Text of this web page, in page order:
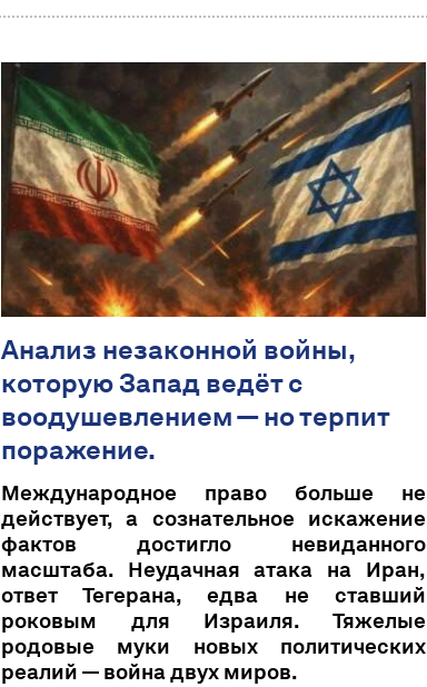
Анализ незаконной войны,
которую Запад ведёт с
воодушевлением — но терпит
поражение.
Международное право больше не
действует, а сознательное искажение
фактов достигло невиданного
масштаба. Неудачная атака на Иран,
ответ Тегерана, едва не ставший
роковым для Израиля. Тяжелые
родовые муки новых политических
реалий — война двух миров.